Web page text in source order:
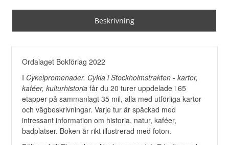
Beskrivning
Ordalaget Bokförlag 2022
I Cykelpromenader. Cykla i Stockholmstrakten - kartor,
kaféer, kulturhistoria får du 20 turer uppdelade i 65
etapper på sammanlagt 35 mil, alla med utförliga kartor
och vägbeskrivningar. Varje tur är späckad med
intressant information om historia, natur, kaféer,
badplatser. Boken är rikt illustrerad med foton.